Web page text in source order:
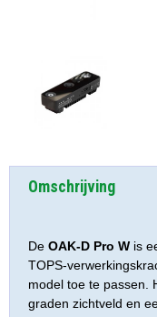
Omschrijving
De OAK-D Pro W is
TOPS-
model toe te passen.
graden zichtveld en